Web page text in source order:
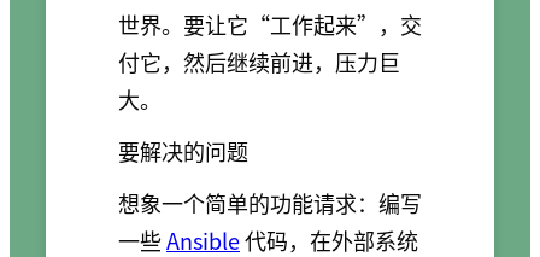
世界。要让它“工作起来”，交
付它，然后继续前进，压力巨
大。
要解决的问题
想象一个简单的功能请求：编写
一些Ansible代码，在外部系统